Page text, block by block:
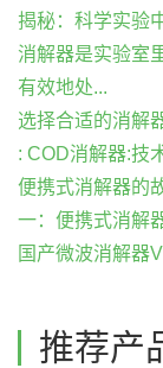
揭秘：科学实验
消解器是实验室
有效地处...
选择合适的消
: COD消解器:技
便携式消解器的
一：便携式消解
国产微波消解器
推荐产